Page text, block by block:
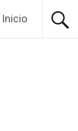
Inicio